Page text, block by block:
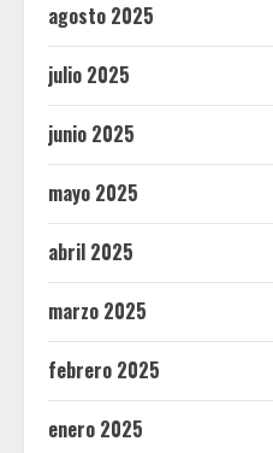
agosto 2025
julio 2025
junio 2025
mayo 2025
abril 2025
marzo 2025
febrero 2025
enero 2025